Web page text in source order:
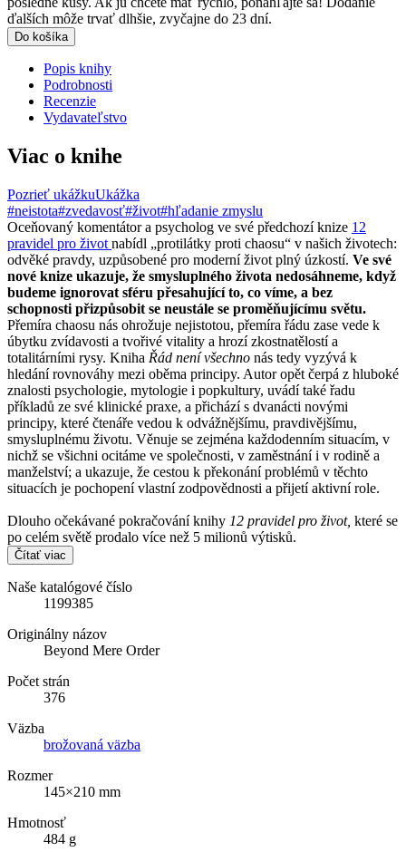
ďalších môže trvať dlhšie, zvyčajne do 23 dní.
Do košíka
Popis knihy
Podrobnosti
Recenzie
Vydavateľstvo
Viac o knihe
Pozrieť ukážkuUkážka
#neistota#zvedavosť#život#hľadanie zmyslu
Oceňovaný komentátor a psycholog ve své předchozí knize 12
pravidel pro život nabídl „protilátky proti chaosu“ v našich životech:
odvěké pravdy, uzpůsobené pro moderní život plný úzkostí. Ve své
nové knize ukazuje, že smysluplného života nedosáhneme, když
budeme ignorovat sféru přesahující to, co víme, a bez
schopnosti přizpůsobit se neustále se proměňujícímu světu.
Přemíra chaosu nás ohrožuje nejistotou, přemíra řádu zase vede k
úbytku zvídavosti a tvořivé vitality a hrozí zkostnatělostí a
totalitárními rysy. Kniha Řád není všechno nás tedy vyzývá k
hledání rovnováhy mezi oběma principy. Autor opět čerpá z hluboké
znalosti psychologie, mytologie i popkultury, uvádí také řadu
příkladů ze své klinické praxe, a přichází s dvanácti novými
principy, které čtenáře vedou k odvážnějšímu, pravdivějšímu,
smysluplnému životu. Věnuje se zejména každodenním situacím, v
nichž se všichni ocitáme ve společnosti, v zaměstnání i v rodině a
manželství; a ukazuje, že cestou k překonání problémů v těchto
situacích je pochopení vlastní zodpovědnosti a přijetí aktivní role.
Dlouho očekávané pokračování knihy 12 pravidel pro život, které se
po celém světě prodalo více než 5 milionů výtisků.
Čítať viac
Naše katalógové číslo
1199385
Originálny názov
Beyond Mere Order
Počet strán
376
Väzba
brožovaná väzba
Rozmer
145×210 mm
Hmotnosť
484 g